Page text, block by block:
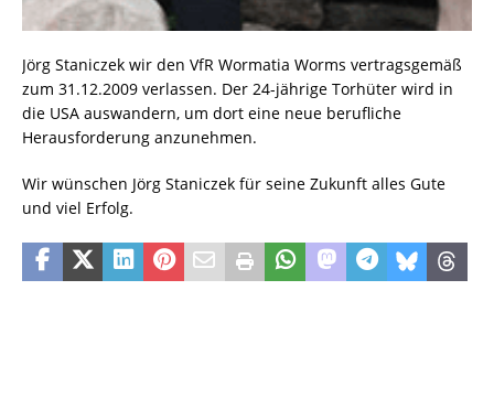
Jörg Staniczek wir den VfR Wormatia Worms vertragsgemäß
zum 31.12.2009 verlassen. Der 24-jährige Torhüter wird in
die USA auswandern, um dort eine neue berufliche
Herausforderung anzunehmen.
Wir wünschen Jörg Staniczek für seine Zukunft alles Gute
und viel Erfolg.